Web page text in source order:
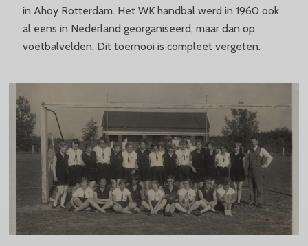
in Ahoy Rotterdam. Het WK handbal werd in 1960 ook
al eens in Nederland georganiseerd, maar dan op
voetbalvelden. Dit toernooi is compleet vergeten.